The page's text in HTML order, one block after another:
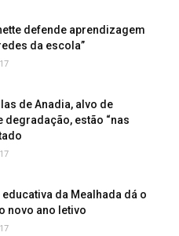
defende aprendizagem
da escola”
de Anadia, alvo de
degradação, estão “nas
da Mealhada dá o
novo ano letivo